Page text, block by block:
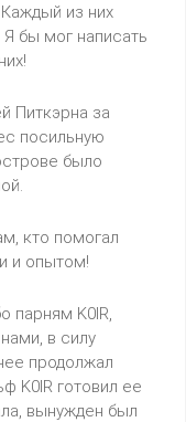
из них
бы мог написать
Питкэрна за
посильную
было
кто помогал
и опытом!
парням K0IR,
в силу
продолжал
K0IR готовил ее
вынужден был